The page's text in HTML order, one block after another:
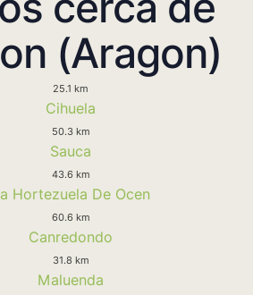
(Aragon)
25.1 km
Cihuela
50.3 km
Sauca
43.6 km
Hortezuela De Ocen
60.6 km
Canredondo
31.8 km
Maluenda